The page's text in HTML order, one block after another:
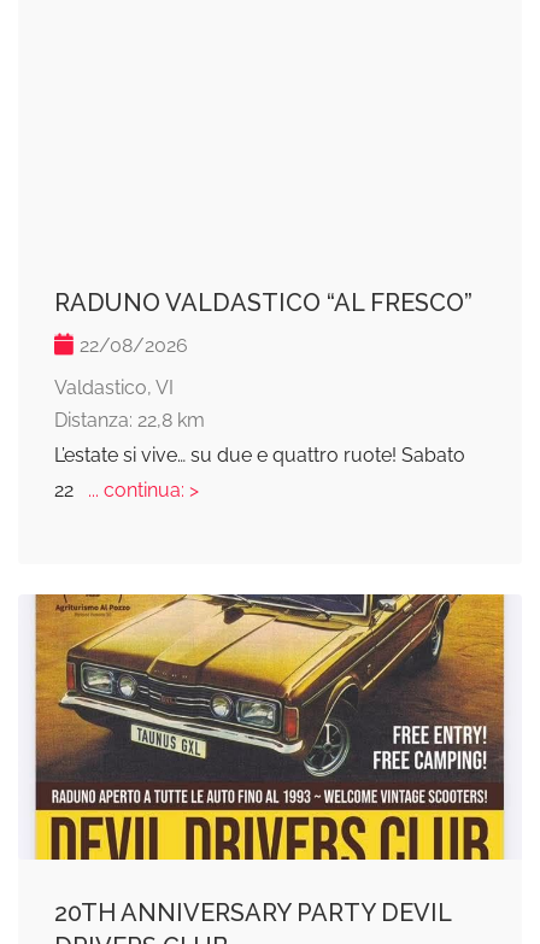
RADUNO VALDASTICO “AL FRESCO”
22/08/2026
Valdastico, VI
Distanza: 22,8 km
L’estate si vive… su due e quattro ruote! Sabato
22
... continua: >
20TH ANNIVERSARY PARTY DEVIL